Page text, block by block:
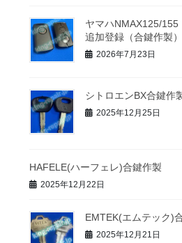
ヤマハNMAX125/155
追加登録（合鍵作製）
2026年7月23日
シトロエンBX合鍵作
2025年12月25日
HAFELE(ハーフェレ)合鍵作製
2025年12月22日
EMTEK(エムテック)
2025年12月21日